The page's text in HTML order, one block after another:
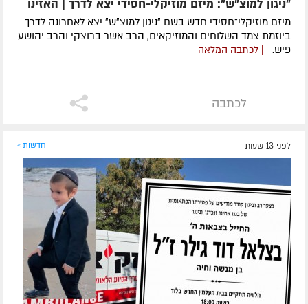
"ניגון למוצ"ש": מיזם מוזיקלי-חסידי יצא לדרך | האזינו
מיזם מוזיקלי־חסידי חדש בשם ״ניגון למוצ״ש״ יצא לאחרונה לדרך
ביוזמת צמד השלוחים והמוזיקאים, הרב אשר ברוצקי והרב יהושע
פיש. | לכתבה המלאה
לכתבה
לפני 13 שעות חדשות »